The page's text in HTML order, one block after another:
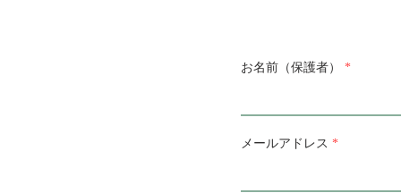
お名前（保護者）
メールアドレス